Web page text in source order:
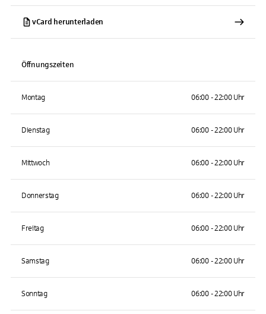
vCard herunterladen
Öffnungszeiten
Montag 06:00 - 22:00 Uhr
Dienstag 06:00 - 22:00 Uhr
Mittwoch 06:00 - 22:00 Uhr
Donnerstag 06:00 - 22:00 Uhr
Freitag 06:00 - 22:00 Uhr
Samstag 06:00 - 22:00 Uhr
Sonntag 06:00 - 22:00 Uhr